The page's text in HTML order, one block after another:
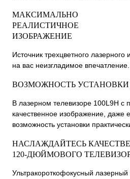
МАКСИМАЛЬНО
РЕАЛИСТИЧНОЕ
ИЗОБРАЖЕНИЕ
Источник трехцветного
на вас неизгладимое впечатление.
ВОЗМОЖНОСТЬ
В лазерном телевизоре 100L9H с
качественное изображение, даже
возможность установки
НАСЛАЖДАЙТЕСЬ
120-ДЮЙМОВОГО
Ультракороткофокусный